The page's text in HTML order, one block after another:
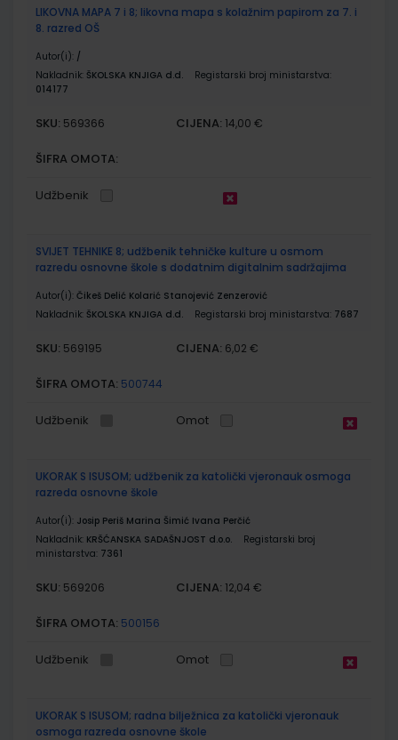
LIKOVNA MAPA 7 i 8; likovna mapa s kolažnim papirom za 7. i
8. razred OŠ
Autor(i): /
Nakladnik: ŠKOLSKA KNJIGA d.d.
Registarski broj ministarstva:
014177
SKU: 569366 CIJENA: 14,00 €
ŠIFRA OMOTA:
Udžbenik
SVIJET TEHNIKE 8; udžbenik tehničke kulture u osmom
razredu osnovne škole s dodatnim digitalnim sadržajima
Autor(i): Čikeš Delić Kolarić Stanojević Zenzerović
Nakladnik: ŠKOLSKA KNJIGA d.d. Registarski broj ministarstva: 7687
SKU: 569195 CIJENA: 6,02 €
ŠIFRA OMOTA: 500744
Udžbenik Omot
UKORAK S ISUSOM; udžbenik za katolički vjeronauk osmoga
razreda osnovne škole
Autor(i): Josip Periš Marina Šimić Ivana Perčić
Nakladnik: KRŠĆANSKA SADAŠNJOST d.o.o.
Registarski broj
ministarstva: 7361
SKU: 569206 CIJENA: 12,04 €
ŠIFRA OMOTA: 500156
Udžbenik Omot
UKORAK S ISUSOM; radna bilježnica za katolički vjeronauk
osmoga razreda osnovne škole